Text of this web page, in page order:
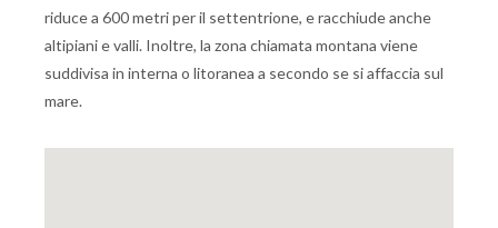
riduce a 600 metri per il settentrione, e racchiude anche
altipiani e valli. Inoltre, la zona chiamata montana viene
suddivisa in interna o litoranea a secondo se si affaccia sul
mare.